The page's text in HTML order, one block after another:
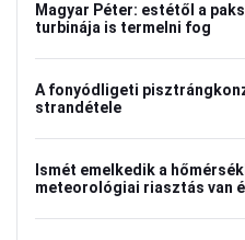
Magyar Péter: estétől a
turbinája is termelni fog
A fonyódligeti
strandétele
Ismét emelkedik a
meteorológiai riasztás van